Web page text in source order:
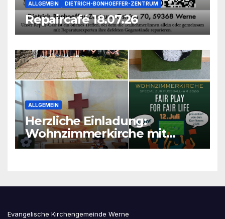
ALLGEMEIN DIETRICH-BONHOEFFER-ZENTRUM
Repaircafé 18.07.26
ALLGEMEIN
Herzliche Einladung:
Wohnzimmerkirche mit
unseren Konfis
Evangelische Kirchengemeinde Werne